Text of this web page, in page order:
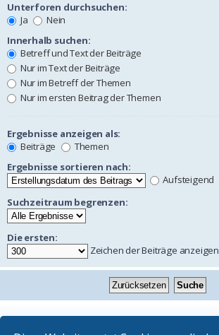
Unterforen durchsuchen:
Ja
Nein
Innerhalb suchen:
Betreff und Text der Beiträge
Nur im Text der Beiträge
Nur im Betreff der Themen
Nur im ersten Beitrag der Themen
Ergebnisse anzeigen als:
Beiträge
Themen
Ergebnisse sortieren nach:
Aufsteigend
Suchzeitraum begrenzen:
Die ersten:
Zeichen der Beiträge anzeigen